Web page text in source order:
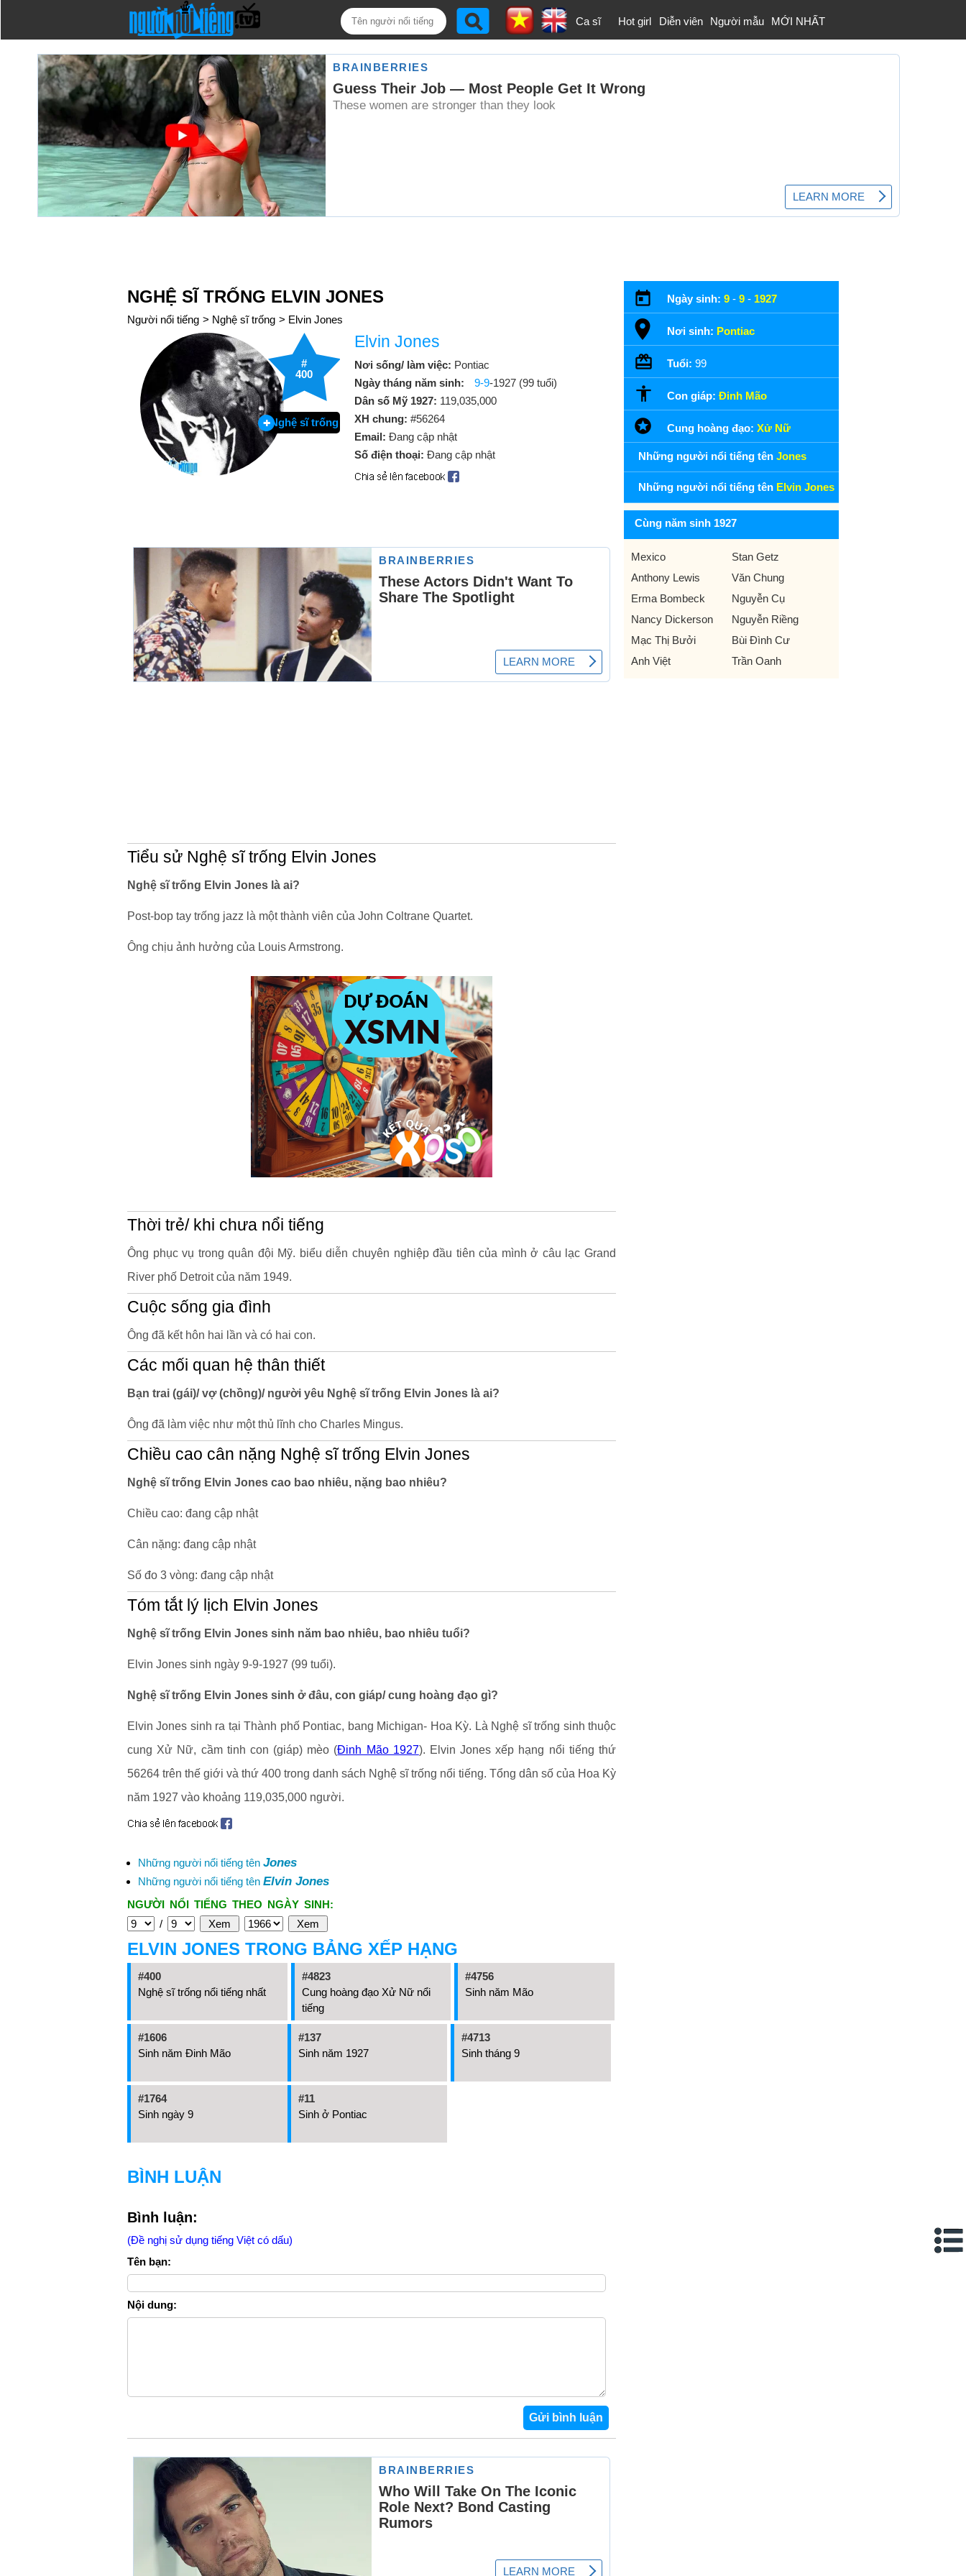
Ca sĩ Hot girl Diễn viên Người mẫu MỚI NHẤT
NGHỆ SĨ TRỐNG ELVIN JONES
Người nổi tiếng > Nghệ sĩ trống > Elvin Jones
#
400
Nghệ sĩ trống
Elvin Jones
Nơi sống/ làm việc: Pontiac
Ngày tháng năm sinh:
9-9-1927 (99 tuổi)
Dân số Mỹ 1927: 119,035,000
XH chung: #56264
Email: Đang cập nhật
Số điện thoại: Đang cập nhật
Tiểu sử Nghệ sĩ trống Elvin Jones
Nghệ sĩ trống Elvin Jones là ai?
Post-bop tay trống jazz là một thành viên của John Coltrane Quartet.
Ông chịu ảnh hưởng của Louis Armstrong.
Thời trẻ/ khi chưa nổi tiếng
Ông phục vụ trong quân đội Mỹ. biểu diễn chuyên nghiệp đầu tiên của mình ở câu lạc Grand
River phố Detroit của năm 1949.
Cuộc sống gia đình
Ông đã kết hôn hai lần và có hai con.
Các mối quan hệ thân thiết
Bạn trai (gái)/ vợ (chồng)/ người yêu Nghệ sĩ trống Elvin Jones là ai?
Ông đã làm việc như một thủ lĩnh cho Charles Mingus.
Chiều cao cân nặng Nghệ sĩ trống Elvin Jones
Nghệ sĩ trống Elvin Jones cao bao nhiêu, nặng bao nhiêu?
Chiều cao: đang cập nhật
Cân nặng: đang cập nhật
Số đo 3 vòng: đang cập nhật
Tóm tắt lý lịch Elvin Jones
Nghệ sĩ trống Elvin Jones sinh năm bao nhiêu, bao nhiêu tuổi?
Elvin Jones sinh ngày 9-9-1927 (99 tuổi).
Nghệ sĩ trống Elvin Jones sinh ở đâu, con giáp/ cung hoàng đạo gì?
Elvin Jones sinh ra tại Thành phố Pontiac, bang Michigan- Hoa Kỳ. Là Nghệ sĩ trống sinh thuộc
cung Xử Nữ, cầm tinh con (giáp) mèo (Đinh Mão 1927). Elvin Jones xếp hạng nổi tiếng thứ
56264 trên thế giới và thứ 400 trong danh sách Nghệ sĩ trống nổi tiếng. Tổng dân số của Hoa Kỳ
năm 1927 vào khoảng 119,035,000 người.
Những người nổi tiếng tên Jones
Những người nổi tiếng tên Elvin Jones
NGƯỜI NỔI TIẾNG THEO NGÀY SINH:
/
ELVIN JONES TRONG BẢNG XẾP HẠNG
#400
Nghệ sĩ trống nổi tiếng nhất
#4823
Cung hoàng đạo Xử Nữ nổi
tiếng
#4756
Sinh năm Mão
#1606
Sinh năm Đinh Mão
#137
Sinh năm 1927
#4713
Sinh tháng 9
#1764
Sinh ngày 9
#11
Sinh ở Pontiac
BÌNH LUẬN
Bình luận:
(Đề nghị sử dụng tiếng Việt có dấu)
Tên bạn:
Nội dung:
Ngày sinh: 9 - 9 - 1927
Nơi sinh: Pontiac
Tuổi: 99
Con giáp: Đinh Mão
Cung hoàng đạo: Xử Nữ
Những người nổi tiếng tên Jones
Những người nổi tiếng tên Elvin Jones
Cùng năm sinh 1927
Mexico
Stan Getz
Anthony Lewis
Văn Chung
Erma Bombeck
Nguyễn Cụ
Nancy Dickerson
Nguyễn Riềng
Mạc Thị Bưởi
Bùi Đình Cư
Anh Việt
Trần Oanh